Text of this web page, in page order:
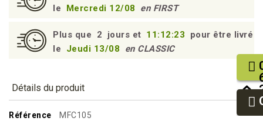
le
Mercredi 12/08 en FIRST
Plus que 2 jours et 11:12:23
pour être livré
le
Jeudi 13/08 en CLASSIC
Détails du produit
Référence MFC105